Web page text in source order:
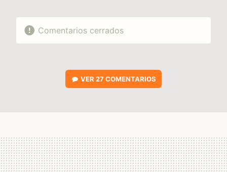
Comentarios cerrados
VER27 COMENTARIOS